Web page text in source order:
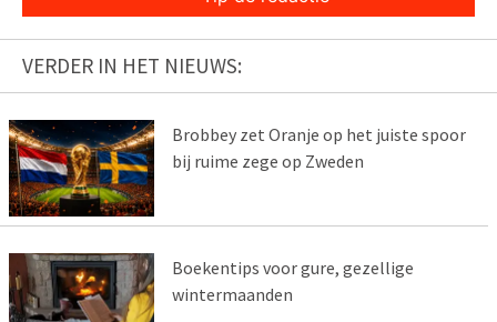
VERDER IN HET NIEUWS:
Brobbey zet Oranje op het juiste spoor
bij ruime zege op Zweden
Boekentips voor gure, gezellige
wintermaanden